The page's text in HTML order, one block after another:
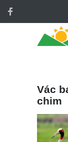
Vác
chim